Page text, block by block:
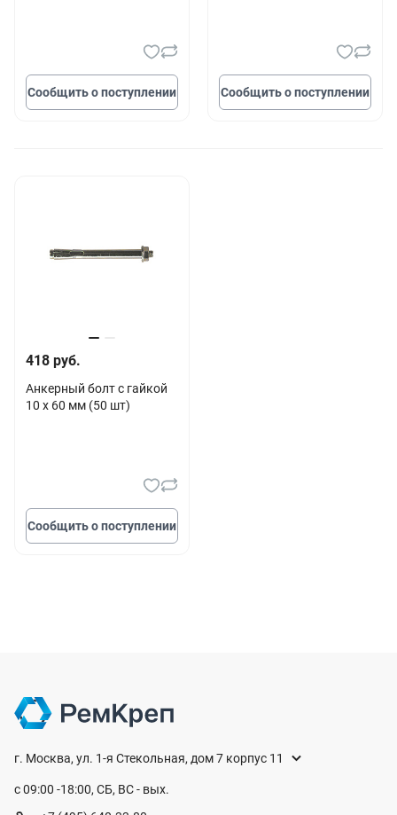
Сообщить о поступлении Сообщить о поступлении
418 руб.
Анкерный болт с гайкой
10 х 60 мм (50 шт)
Сообщить о поступлении
г. Москва, ул. 1-я Стекольная, дом 7 корпус 11
с 09:00 -18:00, СБ, ВС - вых.